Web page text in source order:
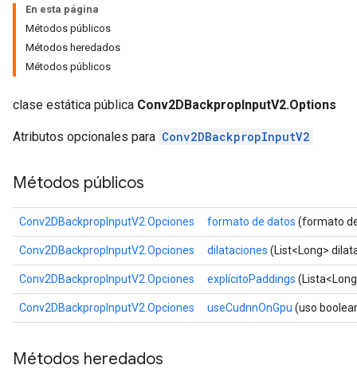
En esta página
Métodos públicos
Métodos heredados
Métodos públicos
clase estática pública Conv2DBackpropInputV2.Options
Atributos opcionales para Conv2DBackpropInputV2
Métodos públicos
Conv2DBackpropInputV2.Opciones formato de datos (formato
Conv2DBackpropInputV2.Opciones dilataciones (List<Long>
Conv2DBackpropInputV2.Opciones explícitoPaddings
Conv2DBackpropInputV2.Opciones useCudnnOnGpu (uso
Métodos heredados